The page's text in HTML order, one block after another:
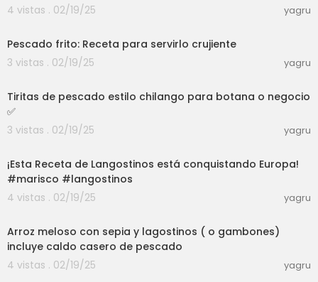
4 vistas . 02/19/25
yagru
Pescado frito: Receta para servirlo crujiente
3 vistas . 02/19/25
yagru
Tiritas de pescado estilo chilango para botana o negocio
✅
3 vistas . 02/19/25
yagru
¡Esta Receta de Langostinos está conquistando Europa!
#marisco #langostinos
4 vistas . 02/19/25
yagru
Arroz meloso con sepia y lagostinos ( o gambones)
incluye caldo casero de pescado
4 vistas . 02/19/25
yagru